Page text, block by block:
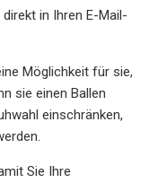
in Ihren E-Mail-
Möglichkeit für sie,
sie einen Ballen
einschränken,
Sie Ihre